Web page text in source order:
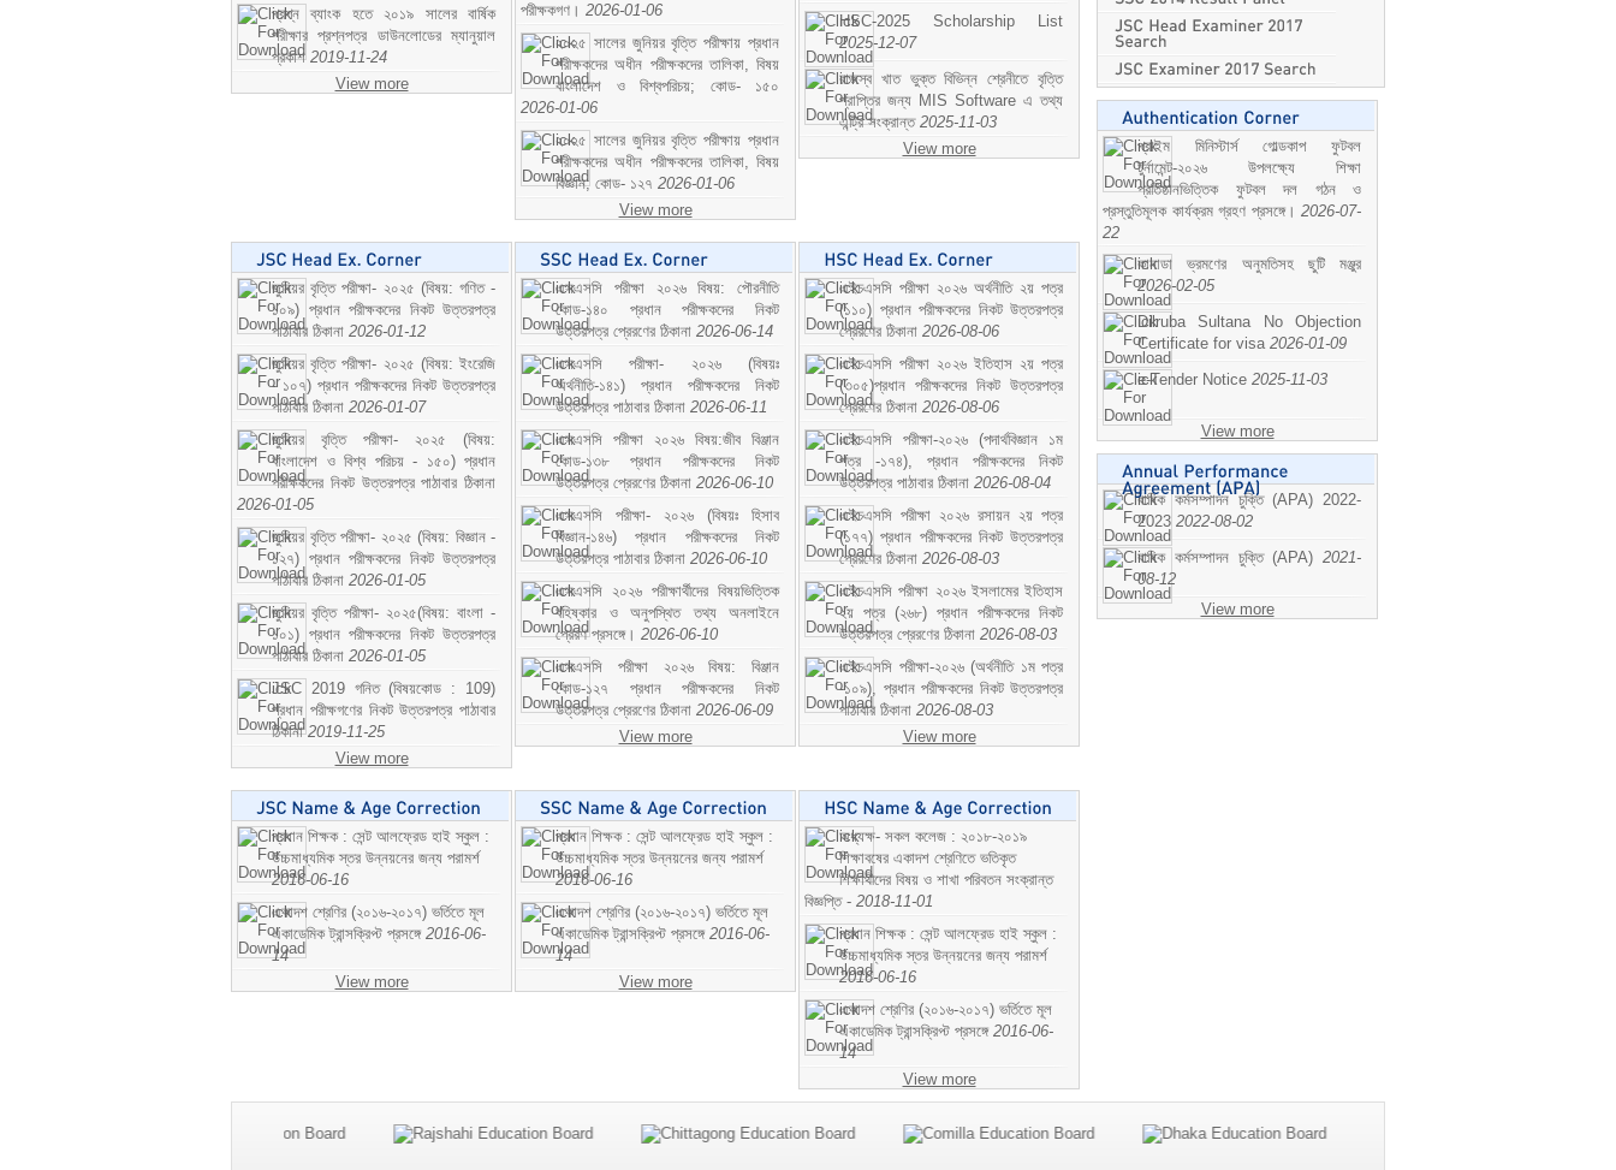
প্রশ্ন ব্যাংক হতে ২০১৯ সালের বার্ষিক
পরীক্ষার প্রশ্নপত্র ডাউনলোডের ম্যানুয়াল
প্রকাশ 2019-11-24
View more
পরীক্ষকগণ। 2026-01-06
২০২৫ সালের জুনিয়র বৃত্তি পরীক্ষায় প্রধান
পরীক্ষকদের অধীন পরীক্ষকদের তালিকা, বিষয়
বাংলাদেশ ও বিশ্বপরিচয়; কোড- ১৫০
2026-01-06
২০২৫ সালের জুনিয়র বৃত্তি পরীক্ষায় প্রধান
পরীক্ষকদের অধীন পরীক্ষকদের তালিকা, বিষয়
বিজ্ঞান; কোড- ১২৭ 2026-01-06
View more
HSC-2025 Scholarship List
2025-12-07
রাজস্ব খাত ভুক্ত বিভিন্ন শ্রেনীতে বৃত্তি
প্রাপ্তির জন্য MIS Software এ তথ্য
এন্ট্রি সংক্রান্ত 2025-11-03
View more
জুনিয়র বৃত্তি পরীক্ষা- ২০২৫ (বিষয়: গণিত -
১০৯) প্রধান পরীক্ষকদের নিকট উত্তরপত্র
পাঠাবার ঠিকানা 2026-01-12
জুনিয়র বৃত্তি পরীক্ষা- ২০২৫ (বিষয়: ইংরেজি
- ১০৭) প্রধান পরীক্ষকদের নিকট উত্তরপত্র
পাঠাবার ঠিকানা 2026-01-07
জুনিয়র বৃত্তি পরীক্ষা- ২০২৫ (বিষয়:
বাংলাদেশ ও বিশ্ব পরিচয় - ১৫০) প্রধান
পরীক্ষকদের নিকট উত্তরপত্র পাঠাবার ঠিকানা
2026-01-05
জুনিয়র বৃত্তি পরীক্ষা- ২০২৫ (বিষয়: বিজ্ঞান -
১২৭) প্রধান পরীক্ষকদের নিকট উত্তরপত্র
পাঠাবার ঠিকানা 2026-01-05
জুনিয়র বৃত্তি পরীক্ষা- ২০২৫(বিষয়: বাংলা -
১০১) প্রধান পরীক্ষকদের নিকট উত্তরপত্র
পাঠাবার ঠিকানা 2026-01-05
JSC 2019 গনিত (বিষয়কোড : 109)
প্রধান পরীক্ষগণের নিকট উত্তরপত্র পাঠাবার
ঠিকানা2019-11-25
View more
এসএসসি পরীক্ষা ২০২৬ বিষয়: পৌরনীতি
কোড-১৪০ প্রধান পরীক্ষকদের নিকট
উত্তরপত্র প্রেরণের ঠিকানা 2026-06-14
এসএসসি পরীক্ষা- ২০২৬ (বিষয়ঃ
অর্থনীতি-১৪১) প্রধান পরীক্ষকদের নিকট
উত্তরপত্র পাঠাবার ঠিকানা 2026-06-11
এসএসসি পরীক্ষা ২০২৬ বিষয়:জীব বিঞ্জান
কোড-১৩৮ প্রধান পরীক্ষকদের নিকট
উত্তরপত্র প্রেরণের ঠিকানা 2026-06-10
এসএসসি পরীক্ষা- ২০২৬ (বিষয়ঃ হিসাব
বিজ্ঞান-১৪৬) প্রধান পরীক্ষকদের নিকট
উত্তরপত্র পাঠাবার ঠিকানা 2026-06-10
এসএসসি ২০২৬ পরীক্ষার্থীদের বিষয়ভিত্তিক
বহিষ্কার ও অনুপস্থিত তথ্য অনলাইনে
প্রেরণ প্রসঙ্গে। 2026-06-10
এসএসসি পরীক্ষা ২০২৬ বিষয়: বিঞ্জান
কোড-১২৭ প্রধান পরীক্ষকদের নিকট
উত্তরপত্র প্রেরণের ঠিকানা 2026-06-09
View more
এইচএসসি পরীক্ষা ২০২৬ অর্থনীতি ২য় পত্র
(১১০) প্রধান পরীক্ষকদের নিকট উত্তরপত্র
প্রেরণের ঠিকানা 2026-08-06
এইচএসসি পরীক্ষা ২০২৬ ইতিহাস ২য় পত্র
(৩০৫)প্রধান পরীক্ষকদের নিকট উত্তরপত্র
প্রেরণের ঠিকানা 2026-08-06
এইচএসসি পরীক্ষা-২০২৬ (পদার্থবিজ্ঞান ১ম
পত্র -১৭৪), প্রধান পরীক্ষকদের নিকট
উত্তরপত্র পাঠাবার ঠিকানা 2026-08-04
এইচএসসি পরীক্ষা ২০২৬ রসায়ন ২য় পত্র
(১৭৭) প্রধান পরীক্ষকদের নিকট উত্তরপত্র
প্রেরণের ঠিকানা 2026-08-03
এইচএসসি পরীক্ষা ২০২৬ ইসলামের ইতিহাস
২য় পত্র (২৬৮) প্রধান পরীক্ষকদের নিকট
উত্তরপত্র প্রেরণের ঠিকানা 2026-08-03
এইচএসসি পরীক্ষা-২০২৬ (অর্থনীতি ১ম পত্র
-১০৯), প্রধান পরীক্ষকদের নিকট উত্তরপত্র
পাঠাবার ঠিকানা 2026-08-03
View more
প্রধান শিক্ষক : সেন্ট আলফ্রেড হাই স্কুল :
উচ্চমাধ্যমিক স্তর উন্নয়নের জন্য পরামর্শ
2016-06-16
একাদশ শ্রেণির (২০১৬-২০১৭) ভর্তিতে মূল
একাডেমিক ট্রান্সক্রিপ্ট প্রসঙ্গে 2016-06-
14
View more
প্রধান শিক্ষক : সেন্ট আলফ্রেড হাই স্কুল :
উচ্চমাধ্যমিক স্তর উন্নয়নের জন্য পরামর্শ
2016-06-16
একাদশ শ্রেণির (২০১৬-২০১৭) ভর্তিতে মূল
একাডেমিক ট্রান্সক্রিপ্ট প্রসঙ্গে 2016-06-
14
View more
অধ্যক্ষ- সকল কলেজ : ২০১৮-২০১৯
শিক্ষাবষের একাদশ শ্রেণিতে ভতিকৃত
শিক্ষাথীদের বিষয় ও শাখা পরিবতন সংক্রান্ত
বিজ্ঞপ্তি - 2018-11-01
প্রধান শিক্ষক : সেন্ট আলফ্রেড হাই স্কুল :
উচ্চমাধ্যমিক স্তর উন্নয়নের জন্য পরামর্শ
2016-06-16
একাদশ শ্রেণির (২০১৬-২০১৭) ভর্তিতে মূল
একাডেমিক ট্রান্সক্রিপ্ট প্রসঙ্গে 2016-06-
14
View more
প্রাইম মিনিস্টার্স গোল্ডকাপ ফুটবল
টুর্নামেন্ট-২০২৬ উপলক্ষ্যে শিক্ষা
প্রতিষ্ঠানভিত্তিক ফুটবল দল গঠন ও
প্রস্তুতিমূলক কার্যক্রম গ্রহণ প্রসঙ্গে। 2026-07-
22
কানাডা ভ্রমণের অনুমতিসহ ছুটি মঞ্জুর
2026-02-05
Dilruba Sultana No Objection
Certificate for visa 2026-01-09
e-Tender Notice 2025-11-03
View more
বাষিক কর্মসম্পাদন চুক্তি (APA) 2022-
2023 2022-08-02
বাষিক কর্মসম্পাদন চুক্তি (APA) 2021-
08-12
View more